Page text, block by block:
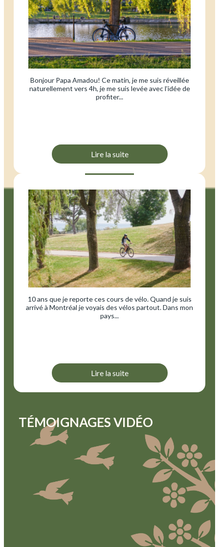
Bonjour Papa Amadou! Ce matin, je me suis réveillée
naturellement vers 4h, je me suis levée avec l’idée de
profiter...
Lire la suite
10 ans que je reporte ces cours de vélo. Quand je suis
arrivé à Montréal je voyais des vélos partout. Dans mon
pays...
Lire la suite
TÉMOIGNAGES VIDÉO